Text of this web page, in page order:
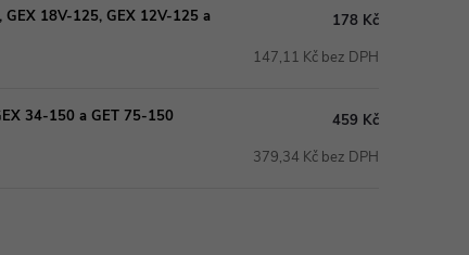
18V-125, GEX 12V-125 a
178 Kč
147,11 Kč bez DPH
34-150 a GET 75-150
459 Kč
379,34 Kč bez DPH